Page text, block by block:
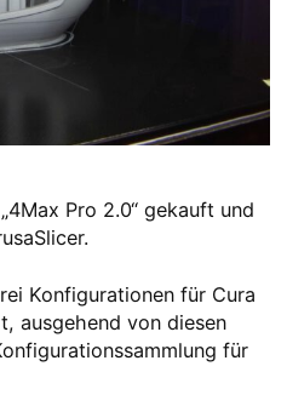
Pro 2.0“ gekauft und
Konfigurationen für Cura
ausgehend von diesen
für